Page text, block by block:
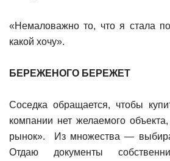
«Немаловажно то, что я стала
какой хочу».
БЕРЕЖЕНОГО БЕРЕЖЕТ
Соседка обращается, чтобы
компании нет желаемого
рынок». Из множества —
Отдаю документы